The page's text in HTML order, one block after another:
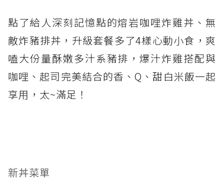
點了給人深刻記憶點的熔岩咖哩炸雞丼、無
敵炸豬排丼，升級套餐多了4樣心動小食，爽
嗑大份量酥嫩多汁系豬排，爆汁炸雞搭配與
咖哩、起司完美結合的香、Q、甜白米飯一起
享用，太~滿足！
新丼菜單